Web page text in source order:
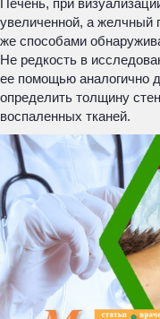
Печень, при
увеличенной, а желчный
же способами
Не редкость в
ее помощью аналогично
определить толщину
воспаленных тканей.